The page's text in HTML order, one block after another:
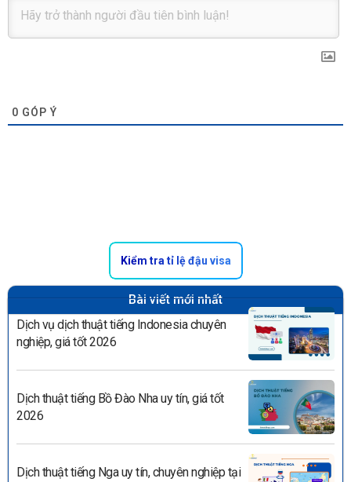
0 GÓP Ý
Kiểm tra tỉ lệ đậu visa
Bài viết mới nhất
Dịch vụ dịch thuật tiếng Indonesia chuyên
nghiệp, giá tốt 2026
Dịch thuật tiếng Bồ Đào Nha uy tín, giá tốt
2026
Dịch thuật tiếng Nga uy tín, chuyên nghiệp tại